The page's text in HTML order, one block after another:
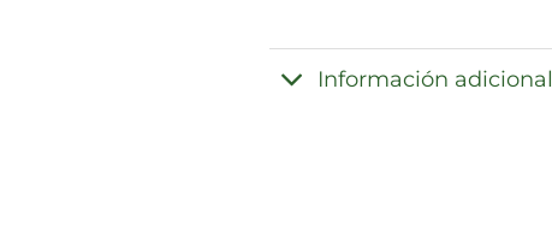
Información adicional